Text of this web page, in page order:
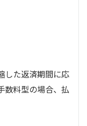
した返済期間に応
数料型の場合、払